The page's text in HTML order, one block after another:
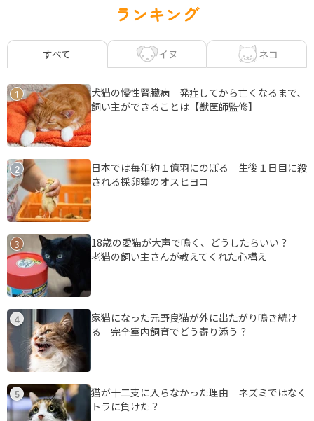
ランキング
すべて イヌ ネコ
1
犬猫の慢性腎臓病 発症してから亡くなるまで、
飼い主ができることは【獣医師監修】
2
日本では毎年約１億羽にのぼる 生後１日目に殺
される採卵鶏のオスヒヨコ
3
18歳の愛猫が大声で鳴く、どうしたらいい？
老猫の飼い主さんが教えてくれた心構え
4
家猫になった元野良猫が外に出たがり鳴き続け
る 完全室内飼育でどう寄り添う？
5
猫が十二支に入らなかった理由 ネズミではなく
トラに負けた？